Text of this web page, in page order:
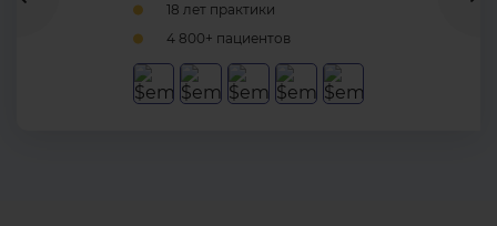
18 лет практики
4 800+ пациентов